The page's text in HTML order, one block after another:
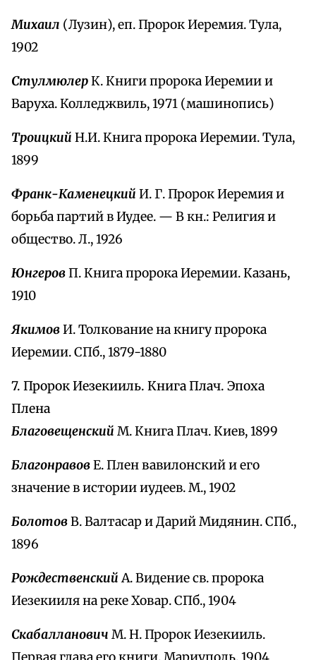
Михаил (Лузин), еп. Пророк Иеремия. Тула,
1902
СтулмюлерК. Книги пророка Иеремии и
Варуха. Колледжвиль, 1971 (машинопись)
Троицкий Н.И. Книга пророка Иеремии. Тула,
1899
Франк-Каменецкий И. Г. Пророк Иеремия и
борьба партий в Иудее. — В кн.: Религия и
общество. Л., 1926
ЮнгеровП. Книга пророка Иеремии. Казань,
1910
ЯкимовИ. Толкование на книгу пророка
Иеремии. СПб., 1879-1880
7. Пророк Иезекииль. Книга Плач. Эпоха
Плена
Благовещенский М. Книга Плач. Киев, 1899
БлагонравовЕ. Плен вавилонский и его
значение в истории иудеев. М., 1902
БолотовВ. Валтасар и Дарий Мидянин. СПб.,
1896
РождественскийА. Видение св. пророка
Иезекииля на реке Ховар. СПб., 1904
Скабалланович М. Н. Пророк Иезекииль.